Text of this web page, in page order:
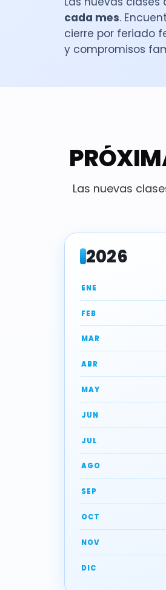
cada mes.
cierre por feriado
y compromisos
Las nuevas
2026
ENE
FEB
MAR
ABR
MAY
JUN
JUL
AGO
SEP
OCT
NOV
DIC